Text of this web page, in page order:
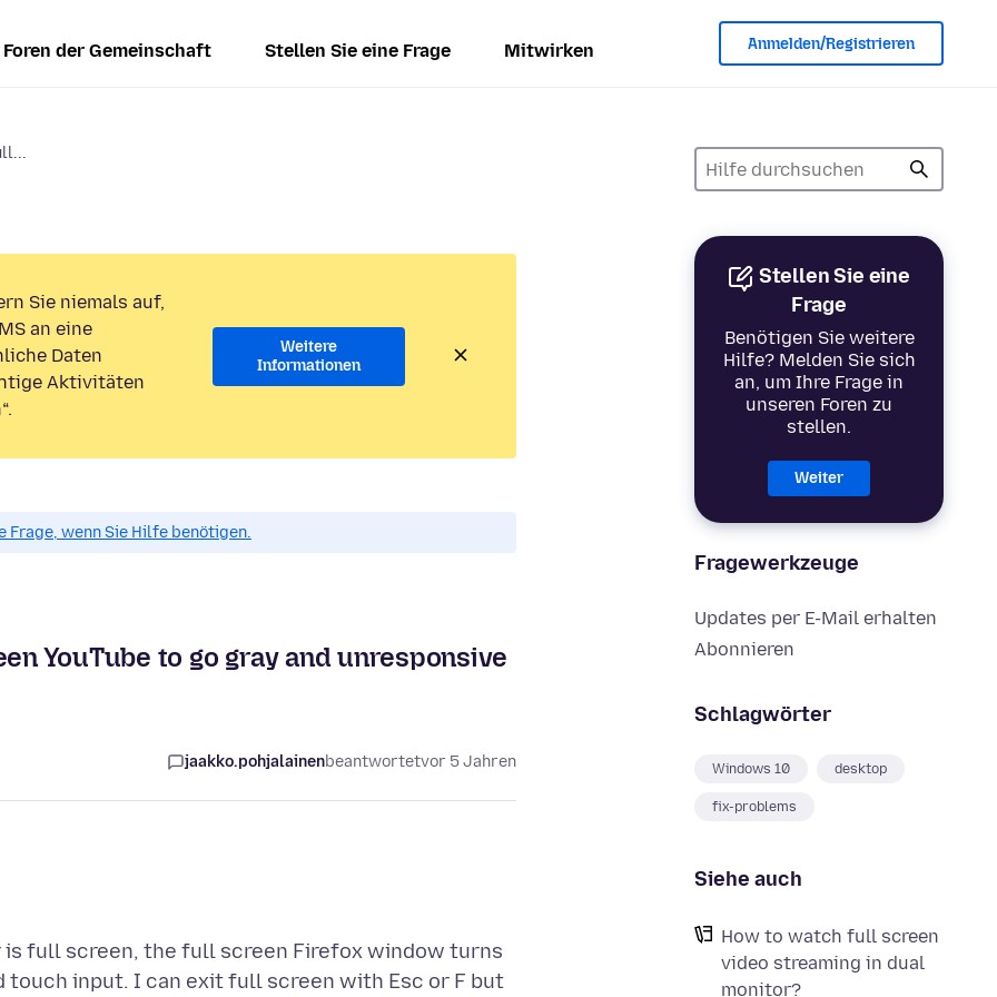
Foren der Gemeinschaft Stellen Sie eine Frage Mitwirken Anmelden/Registrieren
Stellen Sie eine
Frage
Benötigen Sie weitere
Hilfe? Melden Sie sich
an, um Ihre Frage in
unseren Foren zu
stellen.
Weiter
Fragewerkzeuge
Updates per E-Mail erhalten
Abonnieren
Schlagwörter
Windows 10 desktop
fix-problems
Siehe auch
How to watch full screen
video streaming in dual
monitor?
Sie niemals auf,
an eine
Daten
Aktivitäten
Weitere
Informationen
Frage, wenn Sie Hilfe benötigen.
YouTube to go gray and unresponsive
jaakko.pohjalainenbeantwortetvor 5 Jahren
full screen, the full screen Firefox window turns
touch input. I can exit full screen with Esc or F but